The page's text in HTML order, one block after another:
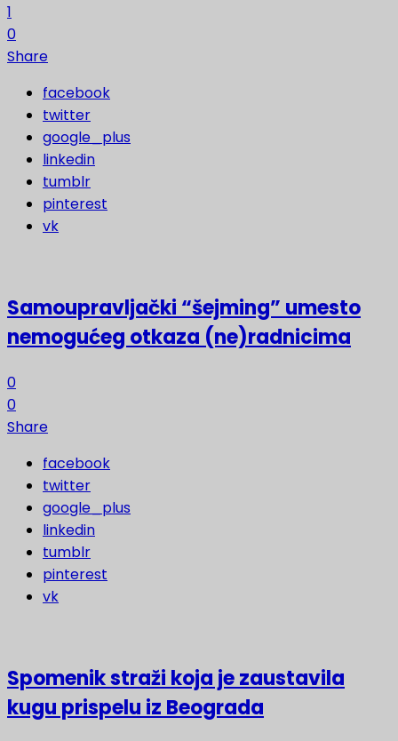
1
0
Share
facebook
twitter
google_plus
linkedin
tumblr
pinterest
vk
Samoupravljački “šejming” umesto
nemogućeg otkaza (ne)radnicima
0
0
Share
facebook
twitter
google_plus
linkedin
tumblr
pinterest
vk
Spomenik straži koja je zaustavila
kugu prispelu iz Beograda